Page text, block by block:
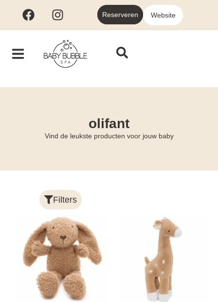
Reserveren Website
olifant
Vind de leukste producten voor jouw baby
Filters